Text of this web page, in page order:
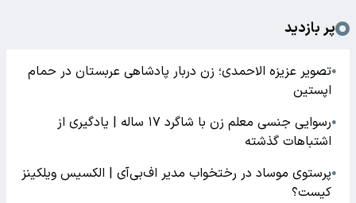
پر بازدید
●تصویر عزیزه الاحمدی؛ زن دربار پادشاهی عربستان در حمام
اپستین
●
رسوایی جنسی معلم زن با شاگرد ۱۷ ساله | یادگیری از
اشتباهات گذشته
●پرستوی موساد در رختخواب مدیر اف‌بی‌آی | الکسیس ویلکینز
کیست؟